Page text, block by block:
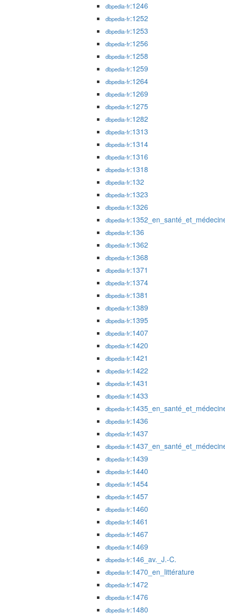
dbpedia-fr:1246
dbpedia-fr:1252
dbpedia-fr:1253
dbpedia-fr:1256
dbpedia-fr:1258
dbpedia-fr:1259
dbpedia-fr:1264
dbpedia-fr:1269
dbpedia-fr:1275
dbpedia-fr:1282
dbpedia-fr:1313
dbpedia-fr:1314
dbpedia-fr:1316
dbpedia-fr:1318
dbpedia-fr:132
dbpedia-fr:1323
dbpedia-fr:1326
dbpedia-fr
dbpedia-fr:136
dbpedia-fr:1362
dbpedia-fr:1368
dbpedia-fr:1371
dbpedia-fr:1374
dbpedia-fr:1381
dbpedia-fr:1389
dbpedia-fr:1395
dbpedia-fr:1407
dbpedia-fr:1420
dbpedia-fr:1421
dbpedia-fr:1422
dbpedia-fr:1431
dbpedia-fr:1433
dbpedia-fr
dbpedia-fr:1436
dbpedia-fr:1437
dbpedia-fr
dbpedia-fr:1439
dbpedia-fr:1440
dbpedia-fr:1454
dbpedia-fr:1457
dbpedia-fr:1460
dbpedia-fr:1461
dbpedia-fr:1467
dbpedia-fr:1469
dbpedia-fr:146_av._J.-C.
dbpedia-fr:1470_en_littérature
dbpedia-fr:1472
dbpedia-fr:1476
dbpedia-fr:1480